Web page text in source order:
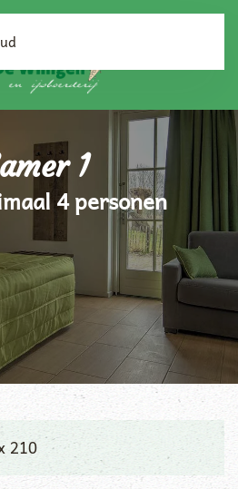
1
4 personen
210